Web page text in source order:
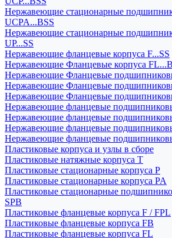
Нержавеющие стационарные
UCPA...BSS
Нержавеющие стационарные
UP...SS
Нержавеющие фланцевые корпуса F...SS
Нержавеющие Фланцевые корпуса
Нержавеющие Фланцевые
Нержавеющие Фланцевые
Нержавеющие Фланцевые
Нержавеющие фланцевые
Нержавеющие фланцевые
Нержавеющие фланцевые
Нержавеющие фланцевые
Пластиковые корпуса и узлы в сборе
Пластиковые натяжные корпуса T
Пластиковые стационарные корпуса P
Пластиковые стационарные корпуса PA
Пластиковые стационарные
SPB
Пластиковые фланцевые корпуса F / FPL
Пластиковые фланцевые корпуса FB
Пластиковые фланцевые корпуса FL